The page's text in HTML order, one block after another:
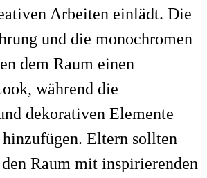
Arbeiten einlädt. Die
und die monochromen
dem Raum einen
während die
dekorativen Elemente
Eltern sollten
Raum mit inspirierenden